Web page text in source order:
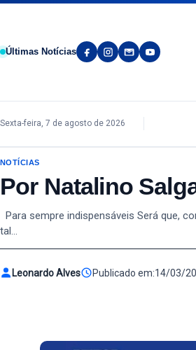
Pular para o conteúdo
Últimas Notícias
Sexta-feira, 7 de agosto de 2026
NOTÍCIAS
Por Natalino
Para sempre indispensáveis Será que,
tal…
Leonardo Alves Publicado em:14/03/